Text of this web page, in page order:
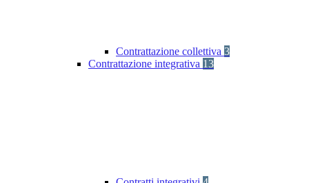
Contrattazione collettiva 3
Contrattazione integrativa 13